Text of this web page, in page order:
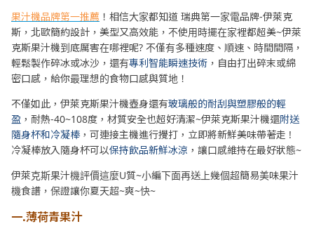
果汁機品牌第一推薦 ！相信大家都知道 瑞典第一家電品牌-伊萊克
斯，北歐簡約設計，美型又高效能，不使用時擺在家裡都超美~伊萊
克斯果汁機到底厲害在哪裡呢? 不僅有多種速度、順速、時間間隔，
輕鬆製作碎冰或冰沙，還有專利智能瞬速技術 ，自由打出碎末或綿
密口感，給你最理想的食物口感與質地！
不僅如此，伊萊克斯果汁機壺身還有玻璃般的耐刮與塑膠般的輕
盈 ，耐熱-40~108度，材質安全也超好清潔~伊萊克斯果汁機還附送
隨身杯和冷凝棒，可連接主機進行攪打，立即將新鮮美味帶著走 !
冷凝棒放入隨身杯可以保持飲品新鮮冰涼 ，讓口感維持在最好狀態~
伊萊克斯果汁機評價這麼U質~小編下面再送上幾個超簡易美味果汁
機食譜，保證讓你夏天超~爽~快~
一.薄荷青果汁